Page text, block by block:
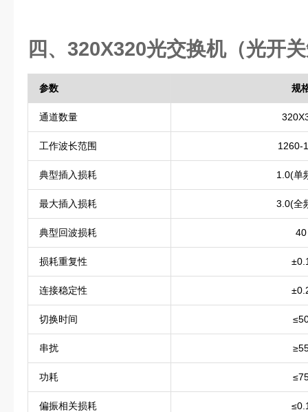
四、320X320光交换机（光开
参数 规
通道数量
工作波长范围 1260-
典型插入损耗 1.0(单
最大插入损耗 3.0(全
典型回波损耗 40
损耗重复性
连接稳定性
切换时间
串扰
功耗
偏振相关损耗